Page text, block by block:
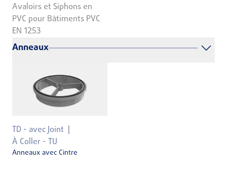
Avaloirs et Siphons en
PVC pour Bâtiments PVC
EN 1253
Anneaux
TD - avec Joint
À Coller - TU
Anneaux avec Cintre